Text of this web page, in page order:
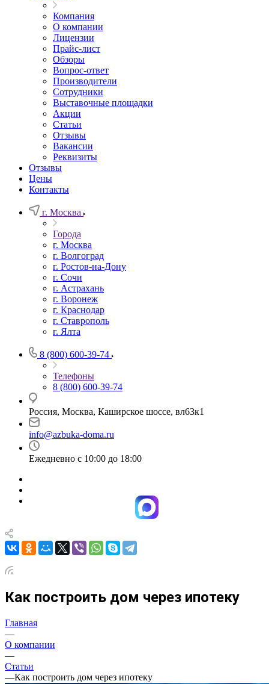
Компания
О компании
Лицензии
Прайс-лист
Обзоры
Вопрос-ответ
Производители
Сотрудники
Выставочные площадки
Акции
Статьи
Отзывы
Вакансии
Реквизиты
Отзывы
Цены
Контакты
г. Москва
Города
г. Москва
г. Волгоград
г. Ростов-на-Дону
г. Сочи
г. Астрахань
г. Воронеж
г. Краснодар
г. Ставрополь
г. Ялта
8 (800) 600-39-74
Телефоны
8 (800) 600-39-74
Россия, Москва, Каширское шоссе, вл63к1
info@azbuka-doma.ru
Ежедневно с 10:00 до 18:00
Как построить дом через ипотеку
Главная
—
О компании
—
Статьи
—Как построить дом через ипотеку